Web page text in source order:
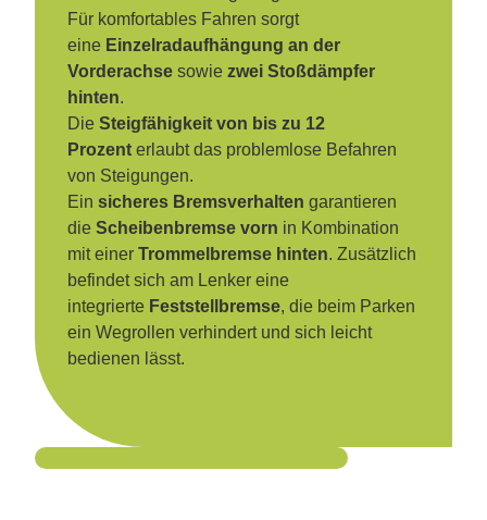
Für komfortables Fahren sorgt
eine Einzelradaufhängung an der
Vorderachse sowiezwei Stoßdämpfer
hinten.
DieSteigfähigkeit von bis zu 12
Prozent erlaubt das problemlose Befahren
von Steigungen.
Einsicheres Bremsverhalten garantieren
dieScheibenbremse vorn in Kombination
mit einerTrommelbremse hinten. Zusätzlich
befindet sich am Lenker eine
integrierte Feststellbremse, die beim Parken
ein Wegrollen verhindert und sich leicht
bedienen lässt.